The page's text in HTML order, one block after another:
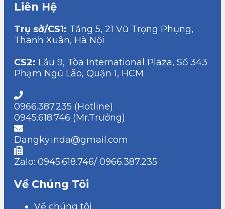
Liên Hệ
Trụ sở/CS1: Tầng 5, 21 Vũ Trọng Phụng,
Thanh Xuân, Hà Nội
CS2: Lầu 9, Tòa International Plaza, Số 343
Phạm Ngũ Lão, Quận 1, HCM
0966.387.235 (Hotline)
0945.618.746 (Mr.Trưởng)
Dangky.inda@gmail.com
Zalo: 0945.618.746/ 0966.387.235
Về Chúng Tôi
Về chúng tôi